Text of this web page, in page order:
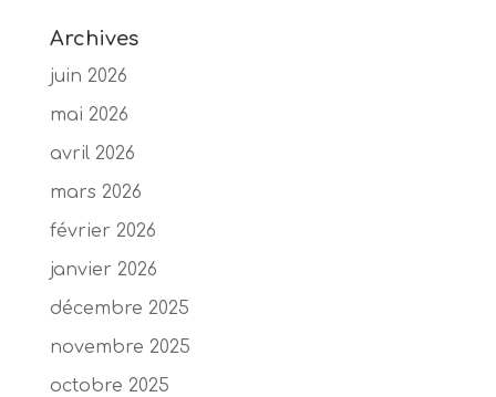
Archives
juin 2026
mai 2026
avril 2026
mars 2026
février 2026
janvier 2026
décembre 2025
novembre 2025
octobre 2025